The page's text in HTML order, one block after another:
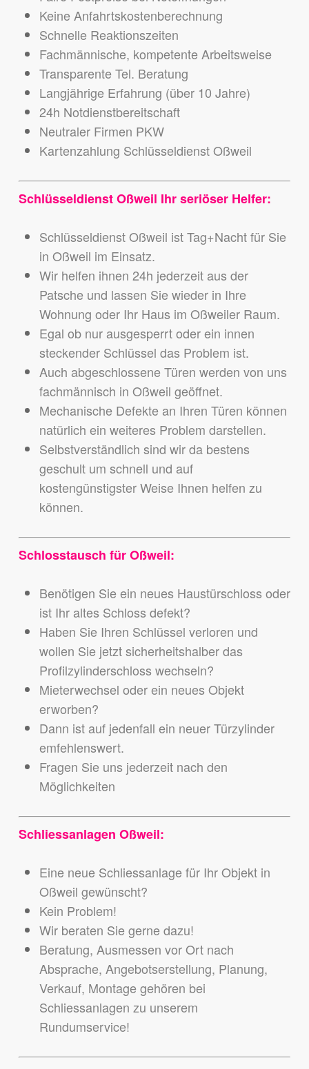
Keine Anfahrtskostenberechnung
Schnelle Reaktionszeiten
Fachmännische, kompetente Arbeitsweise
Transparente Tel. Beratung
Langjährige Erfahrung (über 10 Jahre)
24h Notdienstbereitschaft
Neutraler Firmen PKW
Kartenzahlung Schlüsseldienst Oßweil
Schlüsseldienst Oßweil Ihr seriöser Helfer:
Schlüsseldienst Oßweil ist Tag+Nacht für Sie
in Oßweil im Einsatz.
Wir helfen ihnen 24h jederzeit aus der
Patsche und lassen Sie wieder in Ihre
Wohnung oder Ihr Haus im Oßweiler Raum.
Egal ob nur ausgesperrt oder ein innen
steckender Schlüssel das Problem ist.
Auch abgeschlossene Türen werden von uns
fachmännisch in Oßweil geöffnet.
Mechanische Defekte an Ihren Türen können
natürlich ein weiteres Problem darstellen.
Selbstverständlich sind wir da bestens
geschult um schnell und auf
kostengünstigster Weise Ihnen helfen zu
können.
Schlosstausch für Oßweil:
Benötigen Sie ein neues Haustürschloss oder
ist Ihr altes Schloss defekt?
Haben Sie Ihren Schlüssel verloren und
wollen Sie jetzt sicherheitshalber das
Profilzylinderschloss wechseln?
Mieterwechsel oder ein neues Objekt
erworben?
Dann ist auf jedenfall ein neuer Türzylinder
emfehlenswert.
Fragen Sie uns jederzeit nach den
Möglichkeiten
Schliessanlagen Oßweil:
Eine neue Schliessanlage für Ihr Objekt in
Oßweil gewünscht?
Kein Problem!
Wir beraten Sie gerne dazu!
Beratung, Ausmessen vor Ort nach
Absprache, Angebotserstellung, Planung,
Verkauf, Montage gehören bei
Schliessanlagen zu unserem
Rundumservice!